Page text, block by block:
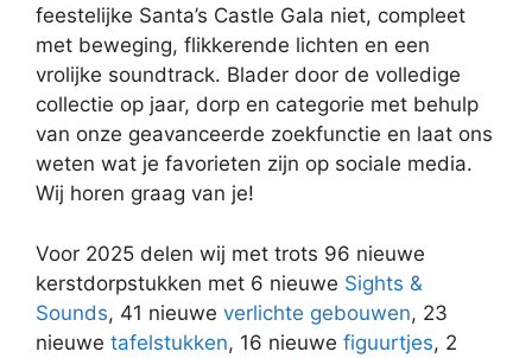
feestelijke Santa’s Castle Gala niet, compleet
met beweging, flikkerende lichten en een
vrolijke soundtrack. Blader door de volledige
collectie op jaar, dorp en categorie met behulp
van onze geavanceerde zoekfunctie en laat ons
weten wat je favorieten zijn op sociale media.
Wij horen graag van je!
Voor 2025 delen wij met trots 96 nieuwe
kerstdorpstukken met 6 nieuwe Sights &
Sounds, 41 nieuwe verlichte gebouwen, 23
nieuwe tafelstukken, 16 nieuwe figuurtjes, 2